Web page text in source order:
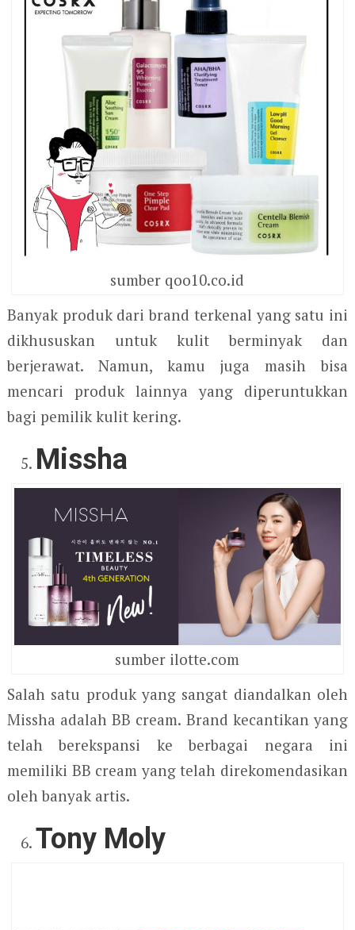
sumber qoo10.co.id
Banyak produk dari brand terkenal yang satu ini
dikhususkan untuk kulit berminyak dan
berjerawat. Namun, kamu juga masih bisa
mencari produk lainnya yang diperuntukkan
bagi pemilik kulit kering.
Missha
sumber ilotte.com
Salah satu produk yang sangat diandalkan oleh
Missha adalah BB cream. Brand kecantikan yang
telah berekspansi ke berbagai negara ini
memiliki BB cream yang telah direkomendasikan
oleh banyak artis.
Tony Moly